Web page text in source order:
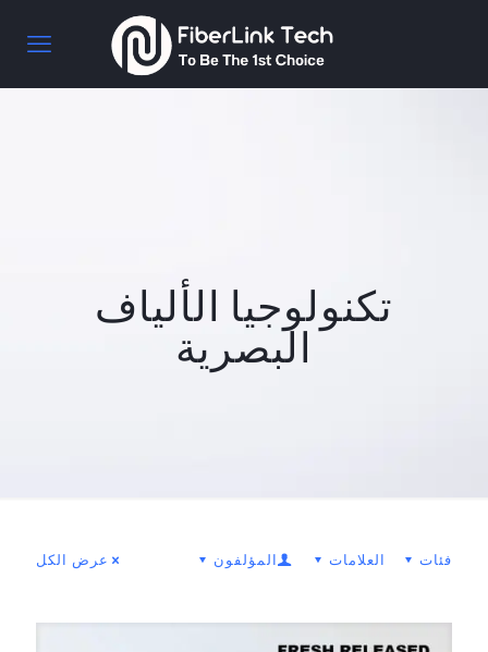
تكنولوجيا الألياف
البصرية
فئات العلامات المؤلفون عرض الكل